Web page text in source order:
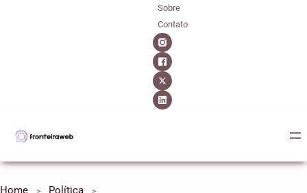
Sobre
Contato
Home
Política